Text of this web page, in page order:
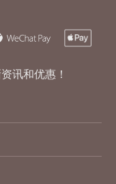
讯和优惠！